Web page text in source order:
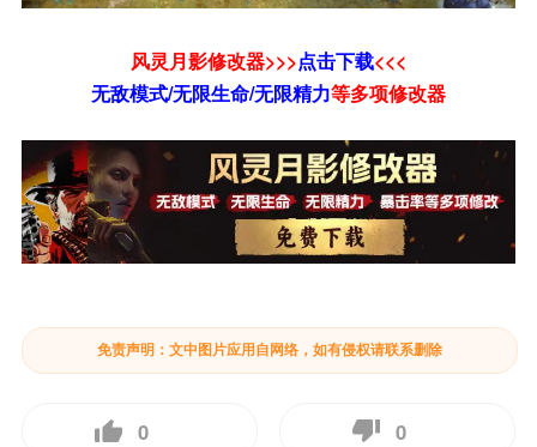
风灵月影修改器>>>点击下载<<<
无敌模式/无限生命/无限精力等多项修改器
免责声明：文中图片应用自网络，如有侵权请联系删除
0 0